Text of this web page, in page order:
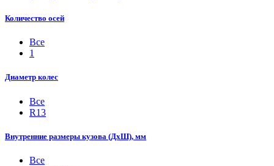
Количество осей
Все
1
Диаметр колес
Все
R13
Внутренние размеры кузова (ДхШ), мм
Все